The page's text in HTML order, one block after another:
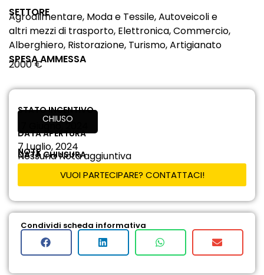
SETTORE
Agroalimentare, Moda e Tessile, Autoveicoli e
altri mezzi di trasporto, Elettronica, Commercio,
Alberghiero, Ristorazione, Turismo, Artigianato
SPESA AMMESSA
2000 €
STATO INCENTIVO
CHIUSO
DATA APERTURA
DATA CHIUSURA
17 Giugno, 2024
7 Luglio, 2024
NOTE
Nessuna Nota aggiuntiva
VUOI PARTECIPARE? CONTATTACI!
Condividi scheda informativa